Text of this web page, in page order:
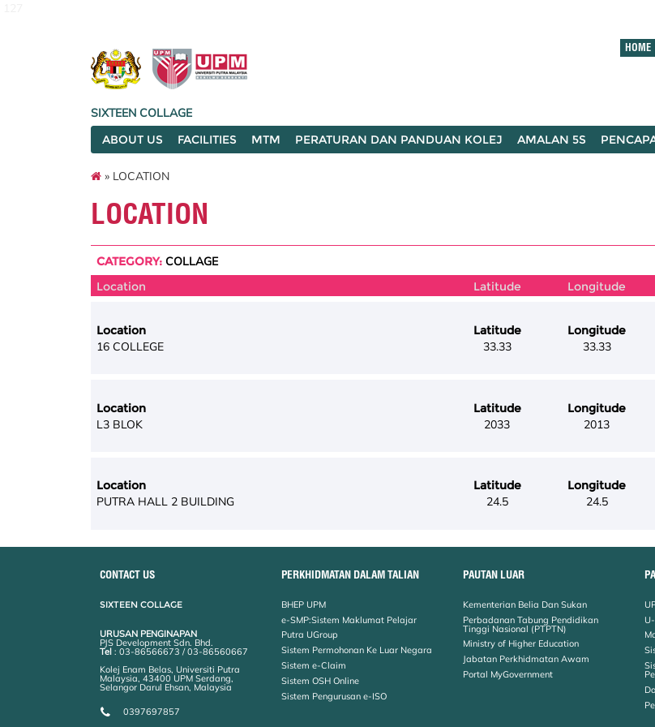
HOME
SIXTEEN COLLAGE
ABOUT US
FACILITIES MTM PERATURAN DAN PANDUAN KOLEJ AMALAN 5S
» LOCATION
LOCATION
CATEGORY: COLLAGE
Location
Latitude Longitude
Location
16 COLLEGE
Latitude
33.33
Longitude
33.33
Location
L3 BLOK
Latitude
2033
Longitude
2013
Location
PUTRA HALL 2 BUILDING
Latitude
24.5
Longitude
24.5
CONTACT US
SIXTEEN COLLAGE
URUSAN PENGINAPAN
PJS Development Sdn. Bhd.
Tel : 03-86566673 / 03-86560667
Kolej Enam Belas, Universiti Putra
Malaysia, 43400 UPM Serdang,
Selangor Darul Ehsan, Malaysia
0397697857
PERKHIDMATAN DALAM TALIAN
BHEP UPM
e-SMP:Sistem Maklumat Pelajar
Putra UGroup
Sistem Permohonan Ke Luar Negara
Sistem e-Claim
Sistem OSH Online
Sistem Pengurusan e-ISO
PAUTAN LUAR
Kementerian Belia Dan Sukan
Perbadanan Tabung Pendidikan
Tinggi Nasional (PTPTN)
Ministry of Higher Education
Jabatan Perkhidmatan Awam
Portal MyGovernment